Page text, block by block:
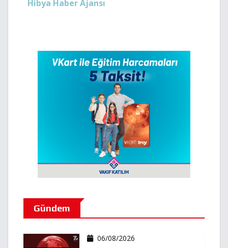
Hibya Haber Ajansı
Gündem
06/08/2026